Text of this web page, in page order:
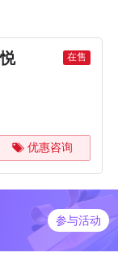
在售
优惠咨询
参与活动